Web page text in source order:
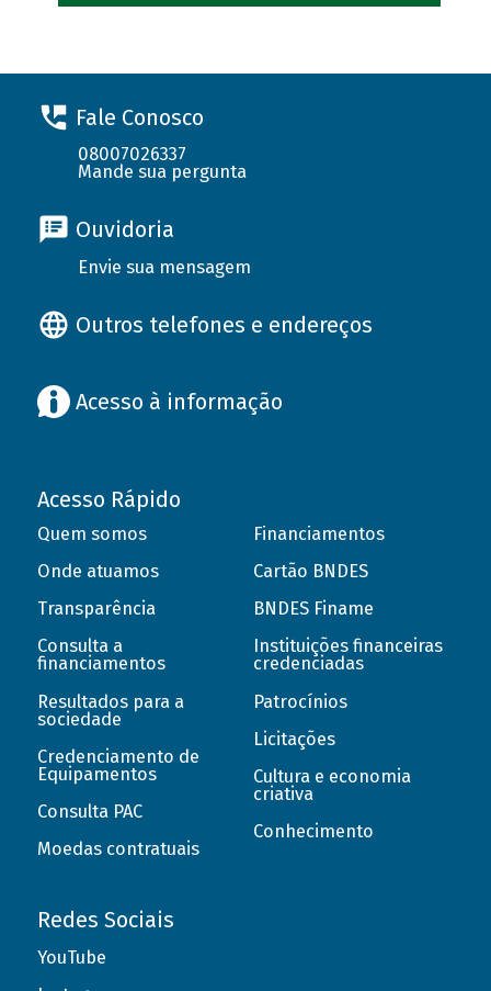
Fale Conosco
08007026337
Mande sua pergunta
Ouvidoria
Envie sua mensagem
Outros telefones e endereços
Acesso à informação
Acesso Rápido
Quem somos
Onde atuamos
Transparência
Consulta a
financiamentos
Resultados para a
sociedade
Credenciamento de
Equipamentos
Consulta PAC
Moedas contratuais
Financiamentos
Cartão BNDES
BNDES Finame
Instituições financeiras
credenciadas
Patrocínios
Licitações
Cultura e economia
criativa
Conhecimento
Redes Sociais
YouTube